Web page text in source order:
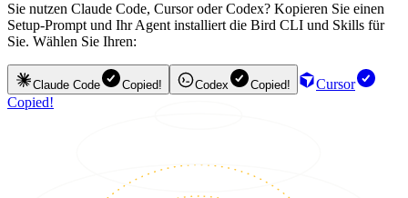
Sie nutzen Claude Code, Cursor oder Codex? Kopieren Sie einen
Setup-Prompt und Ihr Agent installiert die Bird CLI und Skills für
Sie. Wählen Sie Ihren:
Claude Code Copied! Codex Copied!
Cursor
Copied!